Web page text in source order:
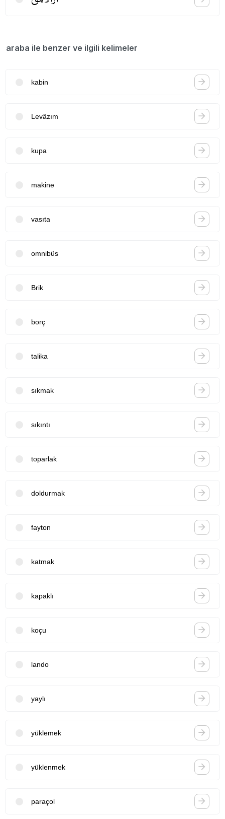
araba ile benzer ve ilgili kelimeler
kabin
Levâzım
kupa
makine
vasıta
omnibüs
Brik
borç
talika
sıkmak
sıkıntı
toparlak
doldurmak
fayton
katmak
kapaklı
koçu
lando
yaylı
yüklemek
yüklenmek
paraçol